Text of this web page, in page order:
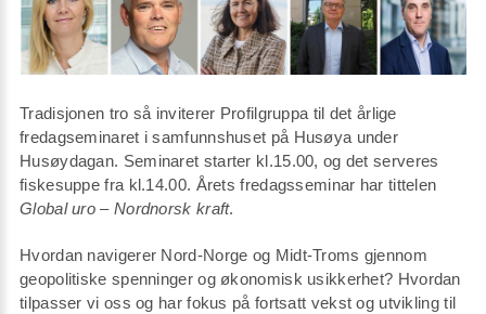
Tradisjonen tro så inviterer Profilgruppa til det årlige
fredagseminaret i samfunnshuset på Husøya under
Husøydagan. Seminaret starter kl.15.00, og det serveres
fiskesuppe fra kl.14.00. Årets fredagsseminar har tittelen
Global uro – Nordnorsk kraft.
Hvordan navigerer Nord-Norge og Midt-Troms gjennom
geopolitiske spenninger og økonomisk usikkerhet? Hvordan
tilpasser vi oss og har fokus på fortsatt vekst og utvikling til